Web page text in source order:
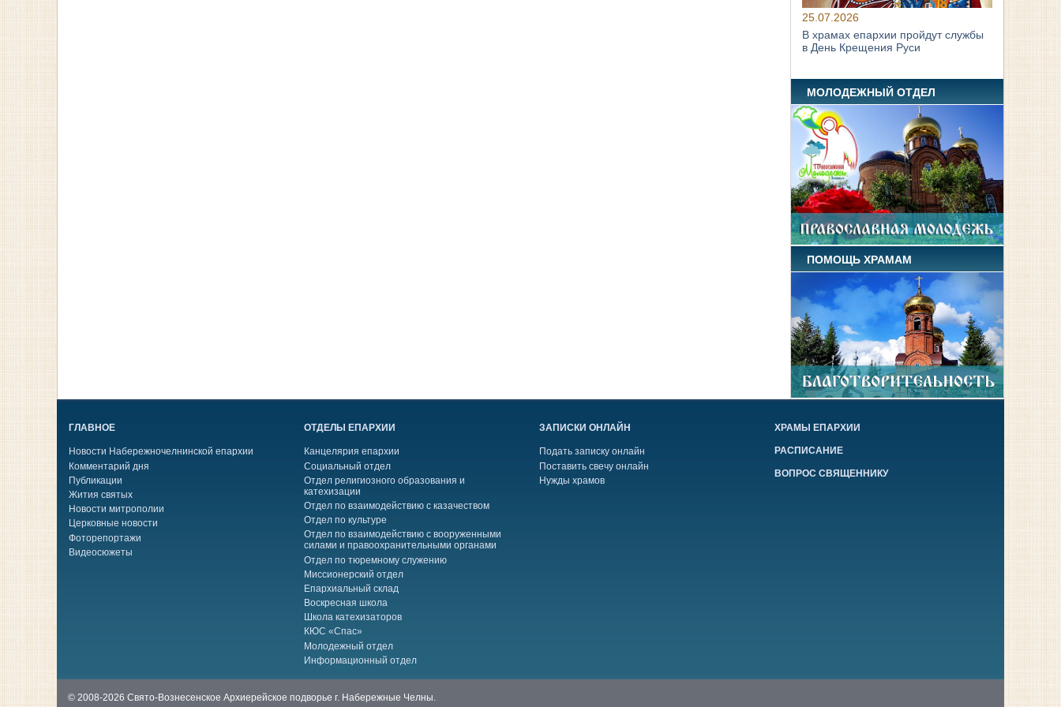
25.07.2026
В храмах епархии пройдут службы
в День Крещения Руси
МОЛОДЕЖНЫЙ ОТДЕЛ
ПОМОЩЬ ХРАМАМ
ГЛАВНОЕ
Новости Набережночелнинской епархии
Комментарий дня
Публикации
Жития святых
Новости митрополии
Церковные новости
Фоторепортажи
Видеосюжеты
ОТДЕЛЫ ЕПАРХИИ
Канцелярия епархии
Социальный отдел
Отдел религиозного образования и
катехизации
Отдел по взаимодействию с казачеством
Отдел по культуре
Отдел по взаимодействию с вооруженными
силами и правоохранительными органами
Отдел по тюремному служению
Миссионерский отдел
Епархиальный склад
Воскресная школа
Школа катехизаторов
КЮС «Спас»
Молодежный отдел
Информационный отдел
ЗАПИСКИ ОНЛАЙН
Подать записку онлайн
Поставить свечу онлайн
Нужды храмов
ХРАМЫ ЕПАРХИИ
РАСПИСАНИЕ
ВОПРОС СВЯЩЕННИКУ
© 2008-2026 Свято-Вознесенское Архиерейское подворье г. Набережные Челны.